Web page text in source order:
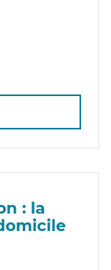
: la